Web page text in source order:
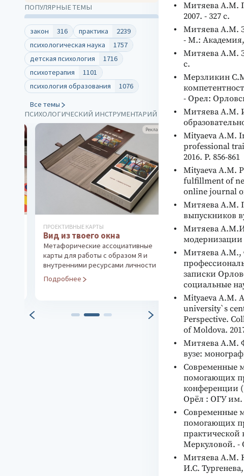
Митяева А.М.
2007. - 327 с.
Митяева А.М.
- М.: Академия,
Митяева А.М.
с.
Мерзликин
- Орел:
Митяева А.М.
Mityaeva A.M.
professional
2016. P. 856-861
Mityaeva A.M.
fulfillment of
online journal
Митяева А.М.
выпускников
Митяева
модернизации
Митяева А.М.,
записки
социальные
Mityaeva A.M.
university`s
Perspective.
of Moldova.
Митяева А.М.
вузе:
Современные
помогающих
конференции
Орёл : ОГУ им.
Современные
помогающих
Меркуловой. -
Митяева А.М.
И.С. Тургенева,
ПОПУЛЯРНЫЕ ТЕМЫ
закон 316 практика
2239
психологическая наука
1757
детская психология
1716
психотерапия
1101
психология образования
1076
Все темы
ПСИХОЛОГИЧЕСКИЙ ИНСТРУМЕНТАРИЙ
Реклама
ПРОЕКТИВНЫЕ КАРТЫ
Вид из твоего окна
Метафорические ассоциативные
карты для работы с образом Я и
внутренними ресурсами личности
Подробнее
КНИГИ ПО ПСИХОЛОГИИ
ОСОБЕННОСТЕЙ
Методика
Ванновская О.В.
Оценка уровня
устойчивости
Подробнее